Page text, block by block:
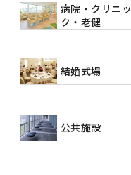
病院・クリニッ
ク・老健
結婚式場
公共施設